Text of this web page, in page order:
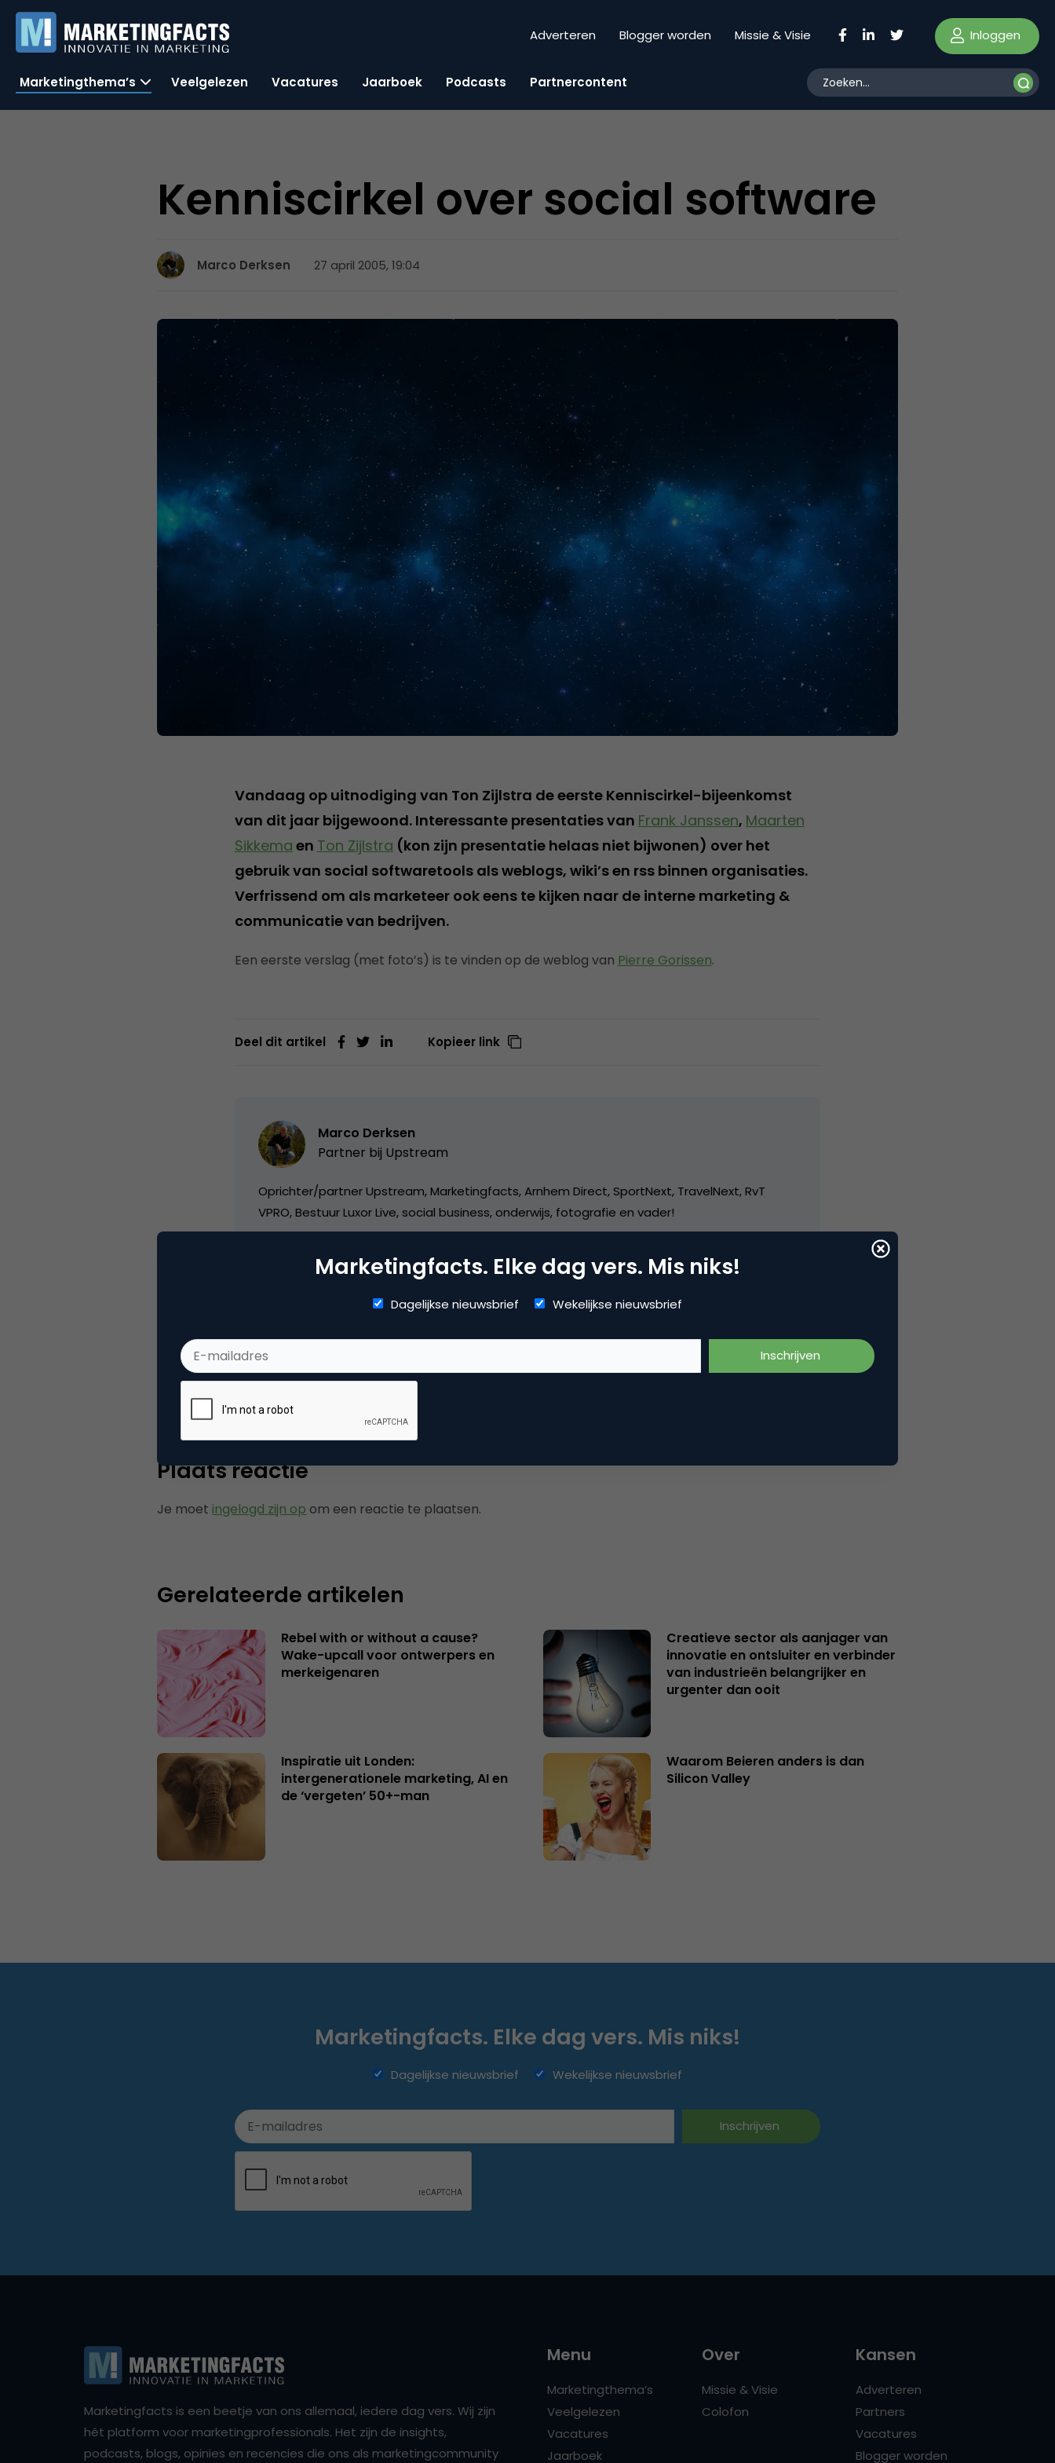
Adverteren Blogger worden Missie & Visie Inloggen
Marketingthema’s Veelgelezen Vacatures Jaarboek Podcasts Partnercontent
Kenniscirkel over social software
Marco Derksen 27 april 2005, 19:04
Vandaag op uitnodiging van Ton Zijlstra de eerste Kenniscirkel-bijeenkomst
van dit jaar bijgewoond. Interessante presentaties van Frank Janssen, Maarten
Sikkema en Ton Zijlstra (kon zijn presentatie helaas niet bijwonen) over het
gebruik van social softwaretools als weblogs, wiki’s en rss binnen organisaties.
Verfrissend om als marketeer ook eens te kijken naar de interne marketing &
communicatie van bedrijven.
Een eerste verslag (met foto’s) is te vinden op de weblog van Pierre Gorissen.
Deel dit artikel Kopieer link
Marco Derksen
Partner bij Upstream
Oprichter/partner Upstream, Marketingfacts, Arnhem Direct, SportNext, TravelNext, RvT
VPRO, Bestuur Luxor Live, social business, onderwijs, fotografie en vader!
Categorie Commerce
Plaats reactie
Je moet ingelogd zijn op om een reactie te plaatsen.
Gerelateerde artikelen
Rebel with or without a cause?
Wake-upcall voor ontwerpers en
merkeigenaren
Creatieve sector als aanjager van
innovatie en ontsluiter en verbinder
van industrieën belangrijker en
urgenter dan ooit
Inspiratie uit Londen:
intergenerationele marketing, AI en
de ‘vergeten’ 50+-man
Waarom Beieren anders is dan
Silicon Valley
Marketingfacts. Elke dag vers. Mis niks!
Dagelijkse nieuwsbrief Wekelijkse nieuwsbrief
Marketingfacts. Elke dag vers. Mis niks!
Dagelijkse nieuwsbrief Wekelijkse nieuwsbrief
Marketingfacts is een beetje van ons allemaal, iedere dag vers. Wij zijn
hét platform voor marketingprofessionals. Het zijn de insights,
podcasts, blogs, opinies en recencies die ons als marketingcommunity
Menu
Marketingthema’s
Veelgelezen
Vacatures
Jaarboek
Over
Missie & Visie
Colofon
Kansen
Adverteren
Partners
Vacatures
Blogger worden